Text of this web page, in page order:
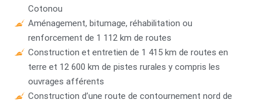
Cotonou
Aménagement, bitumage, réhabilitation ou
renforcement de 1 112 km de routes
Construction et entretien de 1 415 km de routes en
terre et 12 600 km de pistes rurales y compris les
ouvrages afférents
Construction d’une route de contournement nord de